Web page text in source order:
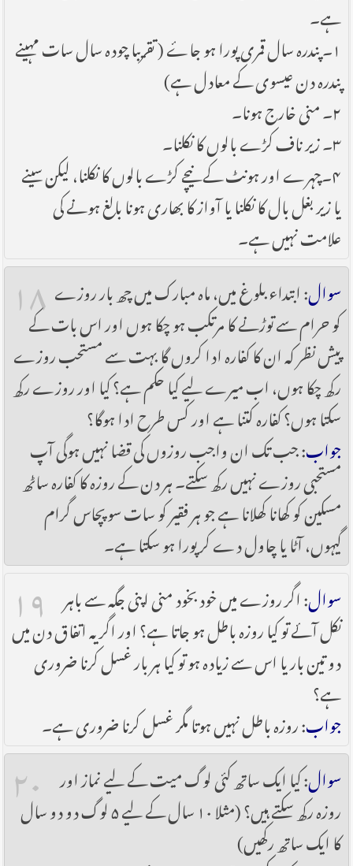
ہے۔
۱۔ پندرہ سال قمری پورا ہو جاۓ ( تقریبا چودہ سال سات مہینے
پندرہ دن عیسوی کے معادل ہے)
۲۔ منی خارج ہونا۔
۳۔ زیر ناف کڑے بالوں کا نکلنا۔
۴۔چہرے اور ہونٹ کے نیچے کڑے بالوں کا نکلنا، لیکن سینے
یا زیر بغل بال کا نکلنا یا آواز کا بھاری ہونا بالغ ہونے کی
علامت نہیں ہے۔
۱۸ سوال: ابتداء بلوغ میں، ماہ مبارک میں چھ بار روزے
کو حرام سے توڑنے کا مرتکب ہو چکا ہوں اور اس بات کے
پیش نظر کہ ان کا کفارہ ادا کروں گا بہت سے مستحب روزے
رکھ چکا ہوں، اب میرے لیے کیا حکم ہے؟ کیا اور روزے رکھ
سکتا ہوں؟ کفارہ کتنا ہے اور کس طرح ادا ہوگا؟
جواب: جب تک ان واجب روزوں کی قضا نہیں ہوگی آپ
مستحبی روزے نہیں رکھ سکتے۔ ہر دن کے روزہ کا کفارہ ساٹھ
مسکین کو کھانا کھلانا ہے جو ہر فقیر کو سات سو پچاس گرام
گیہوں، آٹا یا چاول دے کر پورا ہو سکتا ہے۔
۱۹ سوال: اگر روزے میں خود بخود منی اپنی جگہ سے باہر
نکل آئے تو کیا روزہ باطل ہو جاتا ہے؟ اور اگر یہ اتفاق دن میں
دو تین بار یا اس سے زیادہ ہو تو کیا ہر بار غسل کرنا ضروری
ہے؟
جواب: روزہ باطل نہیں ہوتا مگر غسل کرنا ضروری ہے۔
۲۰ سوال: کیا ایک ساتھ کئی لوگ میت کے لیے نماز اور
روزہ رکھ سکتے ہیں؟ (مثلا ۱۰ سال کے لیے ۵ لوگ دو دو سال
کا ایک ساتھ رکھیں)